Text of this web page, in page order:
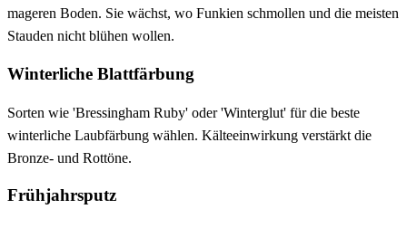
mageren Boden. Sie wächst, wo Funkien schmollen und die meisten
Stauden nicht blühen wollen.
Winterliche Blattfärbung
Sorten wie 'Bressingham Ruby' oder 'Winterglut' für die beste
winterliche Laubfärbung wählen. Kälteeinwirkung verstärkt die
Bronze- und Rottöne.
Frühjahrsputz